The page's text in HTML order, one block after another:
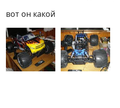
вот он какой